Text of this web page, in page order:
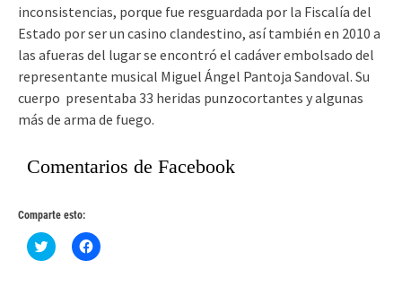
inconsistencias, porque fue resguardada por la Fiscalía del
Estado por ser un casino clandestino, así también en 2010 a
las afueras del lugar se encontró el cadáver embolsado del
representante musical Miguel Ángel Pantoja Sandoval. Su
cuerpo presentaba 33 heridas punzocortantes y algunas
más de arma de fuego.
Comentarios de Facebook
Comparte esto:
Haz
clic
Haz
clic